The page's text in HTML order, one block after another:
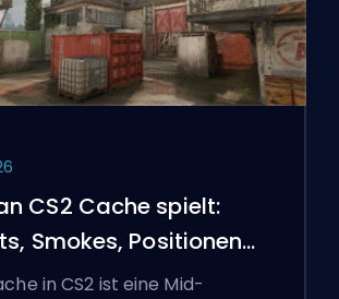
CS2 Cache spielt:
Smokes, Positionen
Tipps
in CS2 ist eine Mid-